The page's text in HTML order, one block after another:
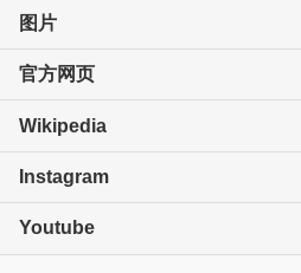
图片
官方网页
Wikipedia
Instagram
Youtube